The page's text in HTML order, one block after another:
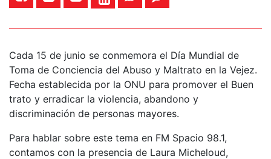
Cada 15 de junio se conmemora el Día Mundial de
Toma de Conciencia del Abuso y Maltrato en la Vejez.
Fecha establecida por la ONU para promover el Buen
trato y erradicar la violencia, abandono y
discriminación de personas mayores.
Para hablar sobre este tema en FM Spacio 98.1,
contamos con la presencia de Laura Micheloud,